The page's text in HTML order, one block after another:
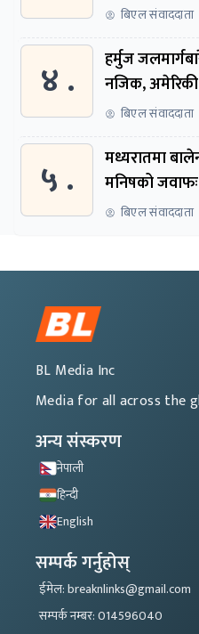
बिएल संवाददाता
४ .
हर्मुज
नजिक, अमेरिकी
बिएल संवाददाता
५ .
मध्यरातमा
मनिषको
बिएल संवाददाता
BL Media Inc
Media for all across the
अन्य संस्करण
नेपाली
हिन्दी
English
सम्पर्क गर्नुहोस्
ईमेल: breaknlinks@gmail.com
सम्पर्क नम्बर: 014596040